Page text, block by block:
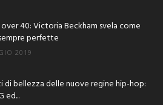
40: Victoria Beckham svela come
perfette
2019
di bellezza delle nuove regine hip-hop:
ed...